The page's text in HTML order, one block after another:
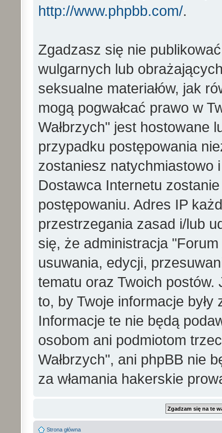
http://www.phpbb.com/.
Zgadzasz się nie
wulgarnych lub
seksualne materiałów, jak
mogą pogwałcać prawo w
Wałbrzych" jest hostowane
przypadku postępowania
zostaniesz natychmiastowo
Dostawca Internetu
postępowaniu. Adres IP
przestrzegania zasad i/lub
się, że administracja
usuwania, edycji,
tematu oraz Twoich
to, by Twoje informacje
Informacje te nie będą
osobom ani podmiotom
Wałbrzych", ani phpBB nie
za włamania hakerskie
Strona główna